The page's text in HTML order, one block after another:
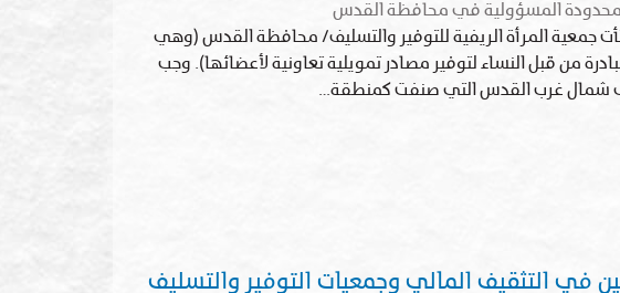
محدودة المسؤولية في محافظة القدس
جمعية المرأة الريفية للتوفير والتسليف/ محافظة القدس (وهي
منذ عام ٢٠٠٢، حيث أُنشأت مبادرة من قبل النساء لتوفير مصادر تمويلية تعاونية لأعضائها). وجب
شمال غرب القدس التي صنفت كمنطقة…
في التثقيف المالي وجمعيات التوفير والتسليف